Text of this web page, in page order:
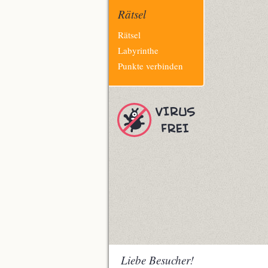
Rätsel
Navigation
überspringen
Rätsel
Labyrinthe
Punkte verbinden
Liebe Besucher!